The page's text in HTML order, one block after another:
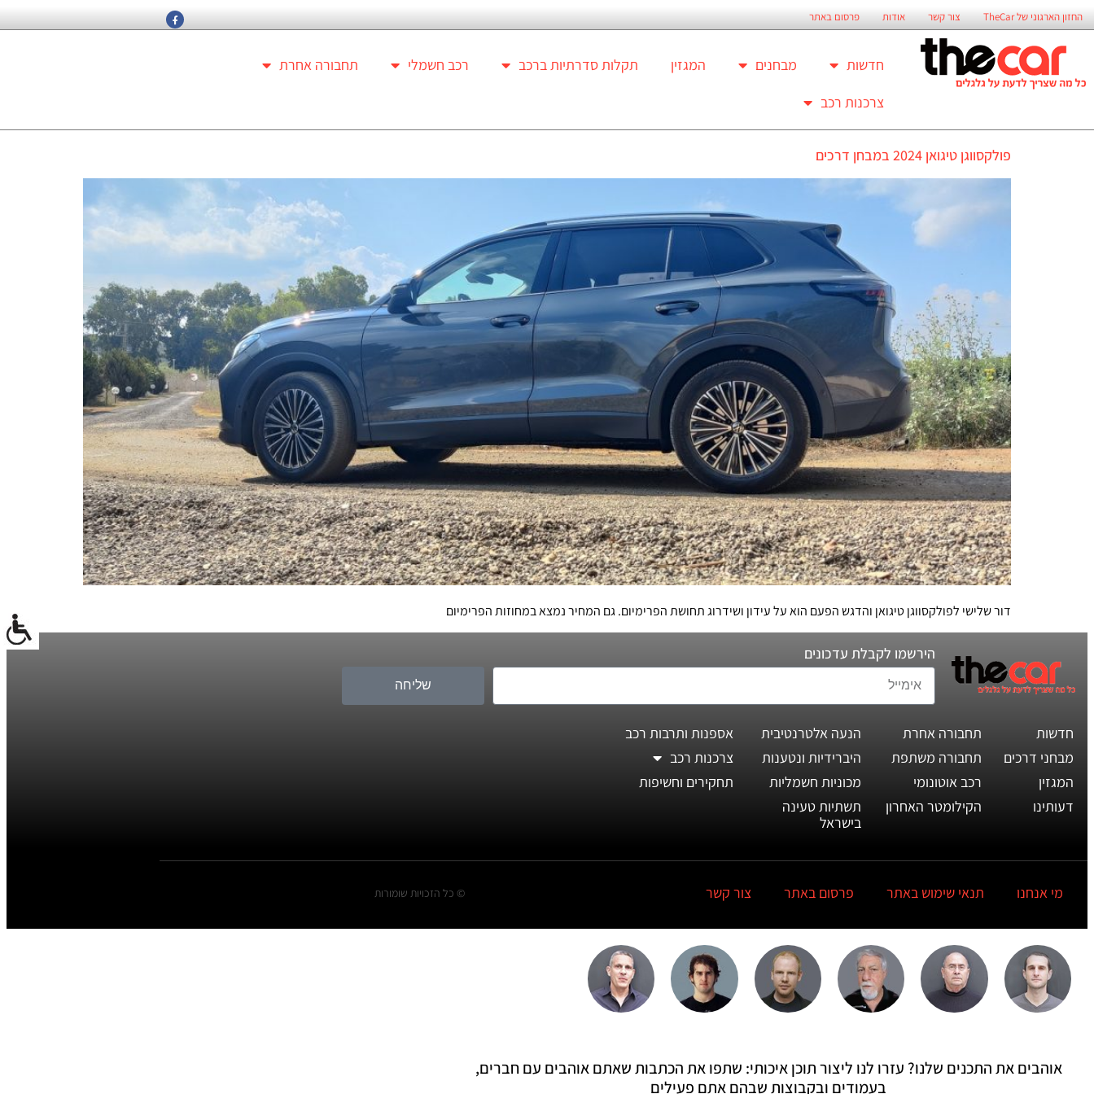
החזון הארגוני של TheCar צור קשר אודות פרסום באתר
חדשות מבחנים המגזין תקלות סדרתיות ברכב רכב חשמלי
תחבורה אחרת
צרכנות רכב
פולקסווגן טיגואן 2024 במבחן דרכים
דור שלישי לפולקסווגן טיגואן והדגש הפעם הוא על עידון ושידרוג תחושת הפרימיום. גם המחיר נמצא במחוזות הפרימיום
הירשמו לקבלת עדכונים
שליחה
חדשות
מבחני דרכים
המגזין
דעותינו
תחבורה אחרת
תחבורה משתפת
רכב אוטונומי
הקילומטר האחרון
הנעה אלטרנטיבית
היברידיות ונטענות
מכוניות חשמליות
תשתיות טעינה
בישראל
אספנות ותרבות רכב
צרכנות רכב
תחקירים וחשיפות
מי אנחנו תנאי שימוש באתר פרסום באתר צור קשר © כל הזכויות שומורות
אוהבים את התכנים שלנו? עזרו לנו ליצור תוכן איכותי: שתפו את הכתבות שאתם אוהבים עם חברים,
בעמודים ובקבוצות שבהם אתם פעילים